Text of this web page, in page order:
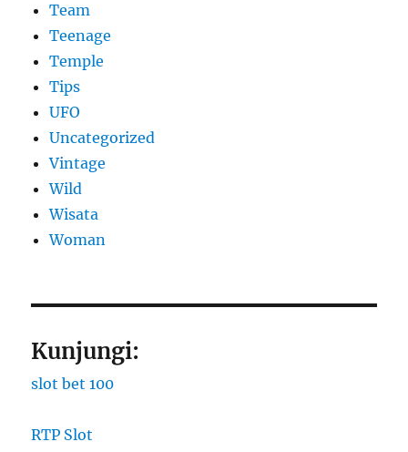
Team
Teenage
Temple
Tips
UFO
Uncategorized
Vintage
Wild
Wisata
Woman
Kunjungi:
slot bet 100
RTP Slot